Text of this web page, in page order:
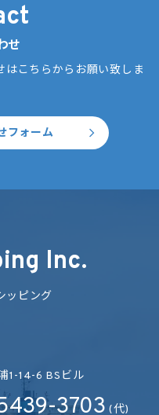
せ
はこちらからお願い致しま
フォーム
Inc.
ッピング
1-14-6 BSビル
3703 (代)